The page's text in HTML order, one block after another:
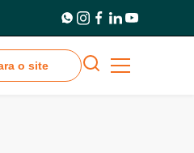
o site